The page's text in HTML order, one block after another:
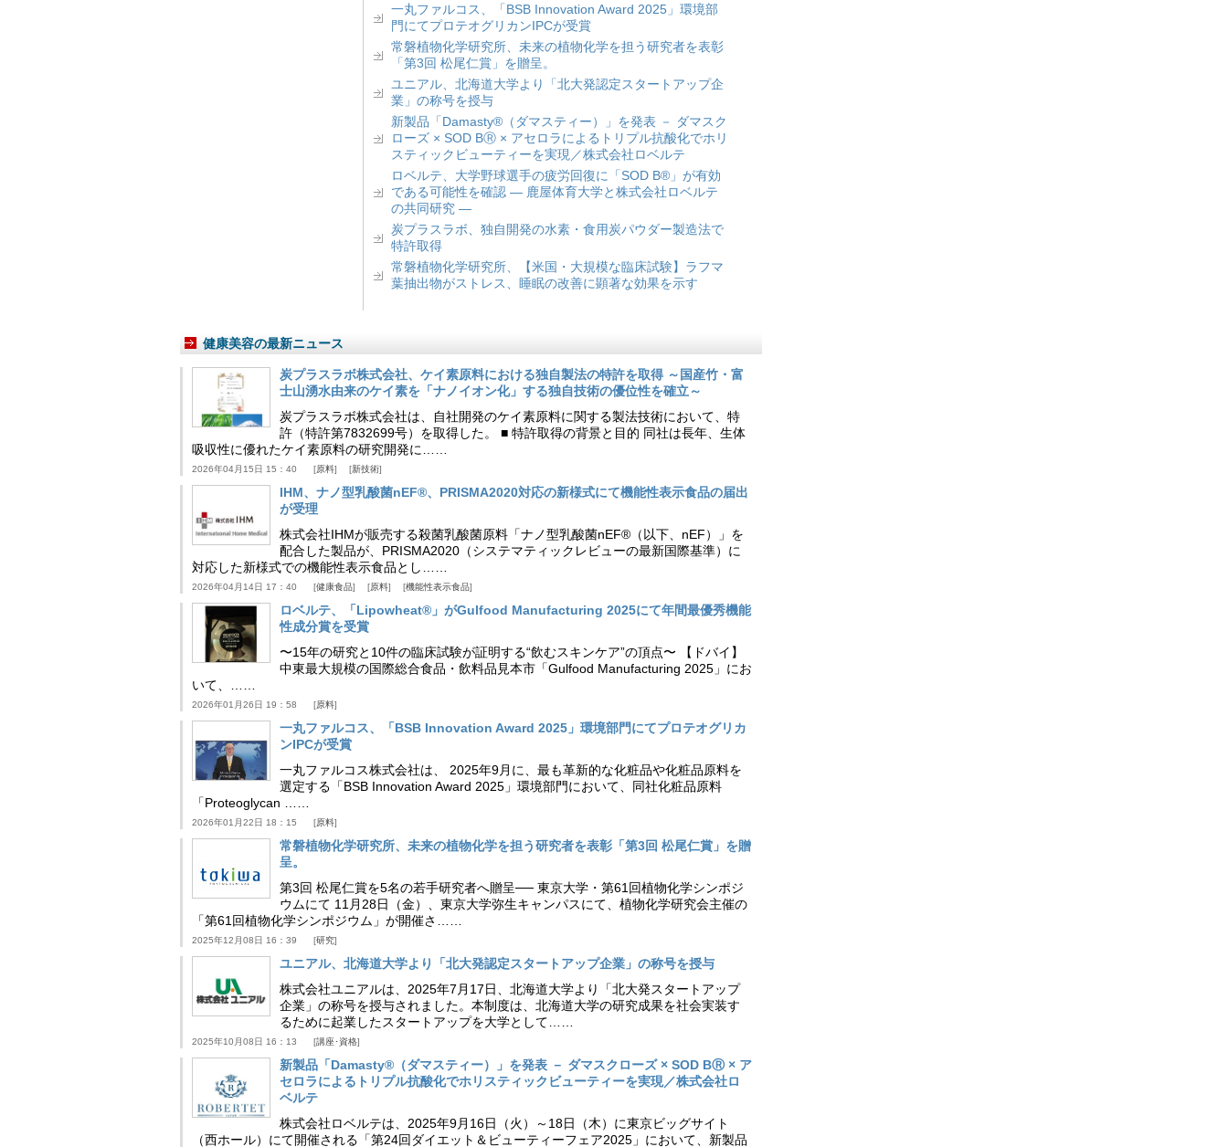
一丸ファルコス、「BSB Innovation Award 2025」環境部
門にてプロテオグリカンIPCが受賞
常磐植物化学研究所、未来の植物化学を担う研究者を表彰
「第3回 松尾仁賞」を贈呈。
ユニアル、北海道大学より「北大発認定スタートアップ企
業」の称号を授与
新製品「Damasty®（ダマスティー）」を発表 － ダマスク
ローズ × SOD BⓇ × アセロラによるトリプル抗酸化でホリ
スティックビューティーを実現／株式会社ロベルテ
ロベルテ、大学野球選手の疲労回復に「SOD B®」が有効
である可能性を確認 ― 鹿屋体育大学と株式会社ロベルテ
の共同研究 ―
炭プラスラボ、独自開発の水素・食用炭パウダー製造法で
特許取得
常磐植物化学研究所、【米国・大規模な臨床試験】ラフマ
葉抽出物がストレス、睡眠の改善に顕著な効果を示す
健康美容の最新ニュース
炭プラスラボ株式会社、ケイ素原料における独自製法の特許を取得 ～国産竹・富
士山湧水由来のケイ素を「ナノイオン化」する独自技術の優位性を確立～
炭プラスラボ株式会社は、自社開発のケイ素原料に関する製法技術において、特
許（特許第7832699号）を取得した。 ■ 特許取得の背景と目的 同社は長年、生体
吸収性に優れたケイ素原料の研究開発に……
2026年04月15日 15：40 原料 新技術
IHM、ナノ型乳酸菌nEF®、PRISMA2020対応の新様式にて機能性表示食品の届出
が受理
株式会社IHMが販売する殺菌乳酸菌原料「ナノ型乳酸菌nEF®（以下、nEF）」を
配合した製品が、PRISMA2020（システマティックレビューの最新国際基準）に
対応した新様式での機能性表示食品とし……
2026年04月14日 17：40 健康食品 原料 機能性表示食品
ロベルテ、「Lipowheat®」がGulfood Manufacturing 2025にて年間最優秀機能
性成分賞を受賞
〜15年の研究と10件の臨床試験が証明する“飲むスキンケア”の頂点〜 【ドバイ】
中東最大規模の国際総合食品・飲料品見本市「Gulfood Manufacturing 2025」にお
いて、……
2026年01月26日 19：58 原料
一丸ファルコス、「BSB Innovation Award 2025」環境部門にてプロテオグリカ
ンIPCが受賞
一丸ファルコス株式会社は、 2025年9月に、最も革新的な化粧品や化粧品原料を
選定する「BSB Innovation Award 2025」環境部門において、同社化粧品原料
「Proteoglycan ……
2026年01月22日 18：15 原料
常磐植物化学研究所、未来の植物化学を担う研究者を表彰「第3回 松尾仁賞」を贈
呈。
第3回 松尾仁賞を5名の若手研究者へ贈呈── 東京大学・第61回植物化学シンポジ
ウムにて 11月28日（金）、東京大学弥生キャンパスにて、植物化学研究会主催の
「第61回植物化学シンポジウム」が開催さ……
2025年12月08日 16：39 研究
ユニアル、北海道大学より「北大発認定スタートアップ企業」の称号を授与
株式会社ユニアルは、2025年7月17日、北海道大学より「北大発スタートアップ
企業」の称号を授与されました。本制度は、北海道大学の研究成果を社会実装す
るために起業したスタートアップを大学として……
2025年10月08日 16：13 講座･資格
新製品「Damasty®（ダマスティー）」を発表 － ダマスクローズ × SOD BⓇ × ア
セロラによるトリプル抗酸化でホリスティックビューティーを実現／株式会社ロ
ベルテ
株式会社ロベルテは、2025年9月16日（火）～18日（木）に東京ビッグサイト
（西ホール）にて開催される「第24回ダイエット＆ビューティーフェア2025」において、新製品